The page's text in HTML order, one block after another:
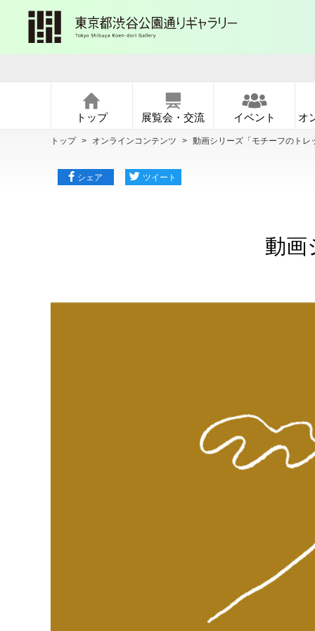
トップ 展覧会・交流 イベント オ
トップ > オンラインコンテンツ > 動画シリーズ「モチーフのトレ
シェア ツイート
動画